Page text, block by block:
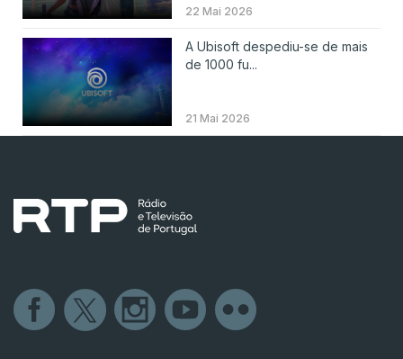
22 Mai 2026
A Ubisoft despediu-se de mais
de 1000 fu...
21 Mai 2026